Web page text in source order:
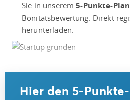
Sie in unserem5-Punkte-Plan
Bonitätsbewertung. Direkt
herunterladen.
Hier den 5-